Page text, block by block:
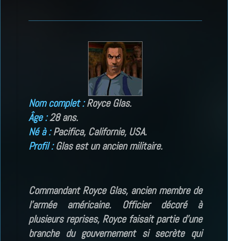
Nom complet :Royce Glas.
Âge :28 ans.
Né à :Pacifica, Californie, USA.
Profil : Glas est un ancien militaire.
Commandant Royce Glas, ancien membre de
l’armée américaine. Officier décoré à
plusieurs reprises, Royce faisait partie d’une
branche du gouvernement si secrète qui